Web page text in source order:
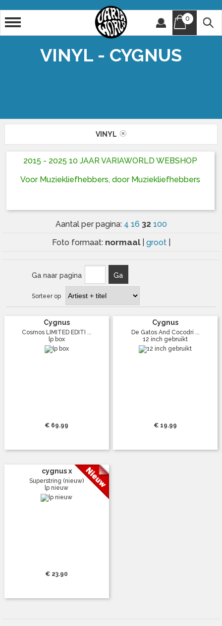
0
VINYL - CYGNUS
VINYL
2015 - 2025 10 JAAR VARIAWORLD WEBSHOP
Voor Muziekliefhebbers, door Muziekliefhebbers
Aantal per pagina: 4 16 32 100
Foto formaat: normaal groot
Ga naar pagina Ga
Sorteer op
Cygnus
Cosmos LIMITED EDITI ...
lp box
€ 69.99
Cygnus
De Gatos And Cocodri ...
12 inch gebruikt
€ 19.99
cygnus x
Superstring (nieuw)
lp nieuw
€ 23.90